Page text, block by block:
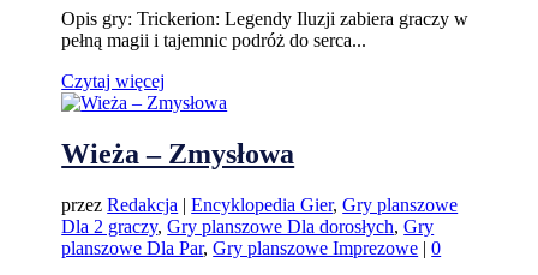
Opis gry: Trickerion: Legendy Iluzji zabiera graczy w
pełną magii i tajemnic podróż do serca...
Czytaj więcej
Wieża – Zmysłowa
przezRedakcja |Encyklopedia Gier,Gry planszowe
Dla 2 graczy,Gry planszowe Dla dorosłych,Gry
planszowe Dla Par,Gry planszowe Imprezowe |0